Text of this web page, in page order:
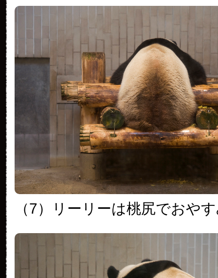
（7）リーリーは桃尻でおや